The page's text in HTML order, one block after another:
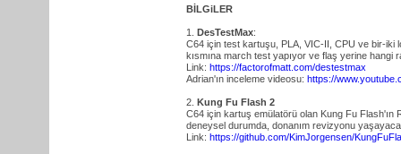
BİLGiLER
1. DesTestMax:
C64 için test kartuşu, PLA, VIC-II, CPU ve bir-iki
kısmına march test yapıyor ve flaş yerine hangi
Link: https://factorofmatt.com/destestmax
Adrian'ın inceleme videosu: https://
2. Kung Fu Flash 2
C64 için kartuş emülatörü olan Kung Fu
deneysel durumda, donanım revizyonu
Link: https://github.com/KimJorgensen/